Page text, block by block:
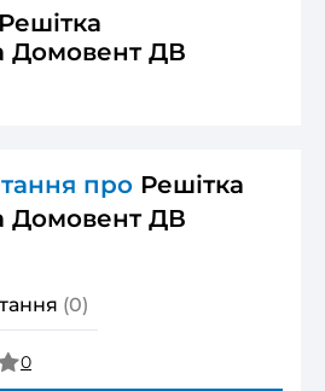
Решітка
Домовент ДВ
про Решітка
Домовент ДВ
(0)
0